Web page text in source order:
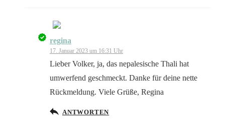
Das „Echte-Person“-Abzeichen!
Anti-Spam von CleanTalk
regina
17. Januar 2023 um 16:31 Uhr
Lieber Volker, ja, das nepalesische Thali hat
umwerfend geschmeckt. Danke für deine nette
Rückmeldung. Viele Grüße, Regina
ANTWORTEN